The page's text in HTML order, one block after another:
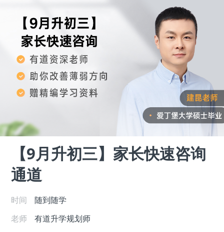
【9月升初三】家长快速咨询
通道
时间
随到随学
老师
有道升学规划师